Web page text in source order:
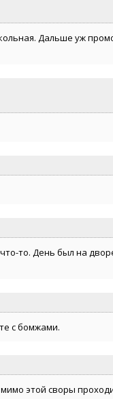
Дальше уж
то. День был на
с бомжами.
этой своры